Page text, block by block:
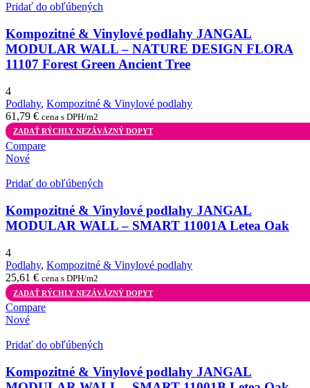
Pridať do obľúbených
Kompozitné & Vinylové podlahy JANGAL
MODULAR WALL – NATURE DESIGN FLORA
11107 Forest Green Ancient Tree
4
Podlahy, Kompozitné & Vinylové podlahy
61,79 € cena s DPH/m2
ZADAŤ RÝCHLY NEZÁVÄZNÝ DOPYT
Compare
Nové
Pridať do obľúbených
Kompozitné & Vinylové podlahy JANGAL
MODULAR WALL – SMART 11001A Letea Oak
4
Podlahy, Kompozitné & Vinylové podlahy
25,61 € cena s DPH/m2
ZADAŤ RÝCHLY NEZÁVÄZNÝ DOPYT
Compare
Nové
Pridať do obľúbených
Kompozitné & Vinylové podlahy JANGAL